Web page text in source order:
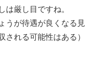
は厳し目ですね。
うが待遇が良くなる見
される可能性はある）